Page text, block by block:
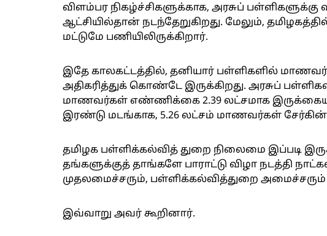
விளம்பர நிகழ்ச்சிகளுக்காக, அரசுப் பள்ளிகளுக்கு
ஆட்சியில்தான் நடந்தேறுகிறது. மேலும்,
மட்டுமே பணியிலிருக்கிறார்.
இதே காலகட்டத்தில், தனியார் பள்ளிகளில்
அதிகரித்துக் கொண்டே இருக்கிறது. அரசுப்
மாணவர்கள் எண்ணிக்கை 2.39 லட்சமாக
இரண்டு மடங்காக, 5.26 லட்சம் மாணவர்கள்
தமிழக பள்ளிக்கல்வித் துறை நிலைமை இப்படி
தங்களுக்குத் தாங்களே பாராட்டு விழா நடத்தி
முதலமைச்சரும், பள்ளிக்கல்வித்துறை
இவ்வாறு அவர் கூறினார்.